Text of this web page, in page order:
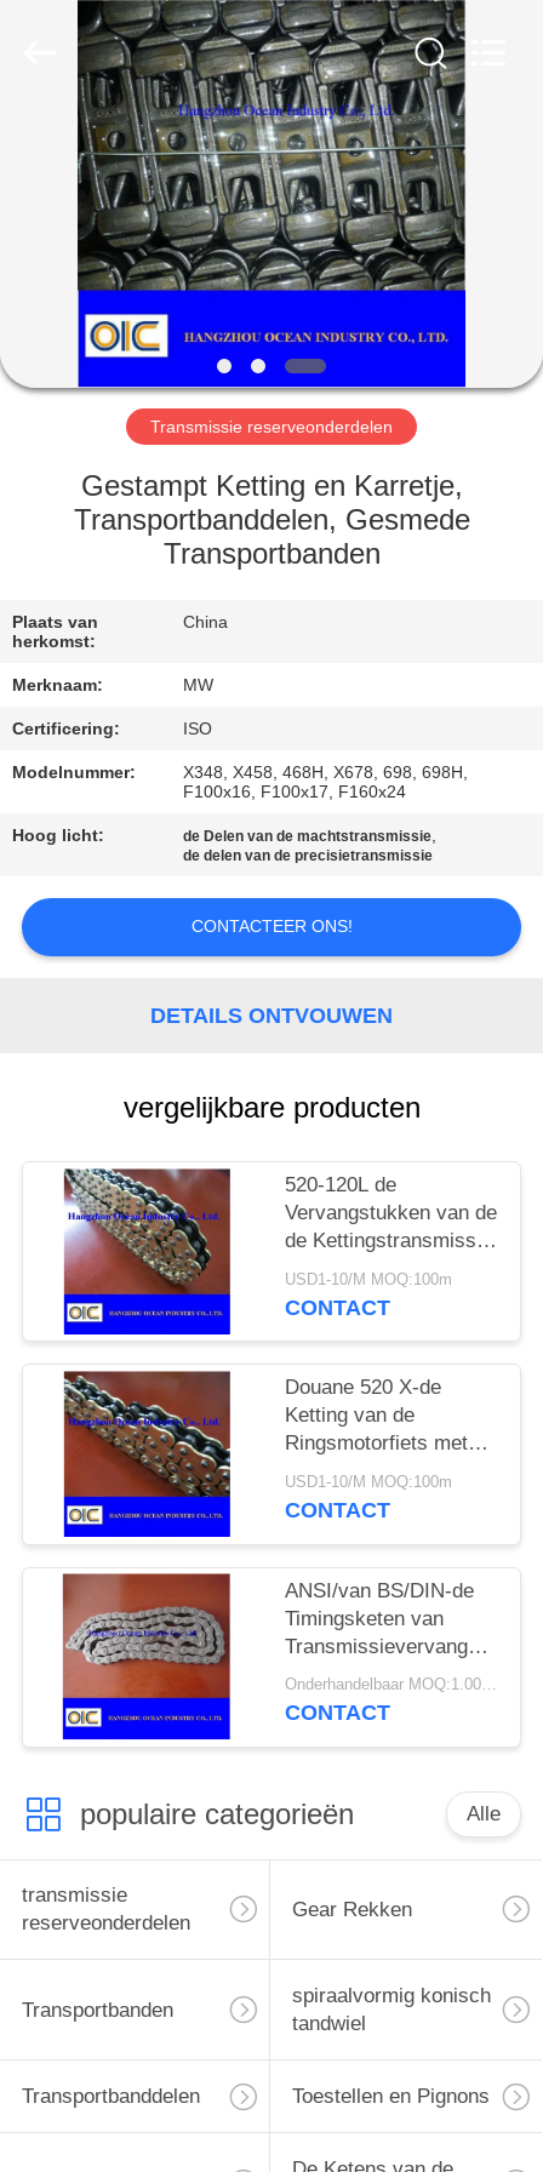
HUIS
PRODUCTEN
ONGEVEER
FABRIEKSREIS
KWALITEITSCONTROLE
CONTACTEER
EEN
CITAAT
PRIVACY
Transmissie reserveonderdelen
Gestampt Ketting en Karretje,
Transportbanddelen, Gesmede
Transportbanden
Plaats van
herkomst:
China
Merknaam: MW
Certificering: ISO
Modelnummer:
X348, X458, 468H, X678, 698, 698H,
F100x16, F100x17, F160x24
Hoog licht: de Delen van de machtstransmissie,
de delen van de precisietransmissie
CONTACTEER ONS!
DETAILS ONTVOUWEN
vergelijkbare producten
520-120L de
Vervangstukken van de
de Kettingstransmissie
van de motorfietso-ring
in Zwarte en Gloden
USD1-10/M MOQ:100m
CONTACT
Douane 520 X-de
Ketting van de
Ringsmotorfiets met
Zwarte binnen Gele
Outerside
USD1-10/M MOQ:100m
CONTACT
ANSI/van BS/DIN-de
Timingsketen van
Transmissievervangstukken
voor Motorfietsmotor Onderhandelbaar MOQ:1.000 m
CONTACT
populaire categorieën Alle
transmissie
reserveonderdelen
Gear Rekken
Transportbanden
spiraalvormig konisch
tandwiel
Transportbanddelen Toestellen en Pignons